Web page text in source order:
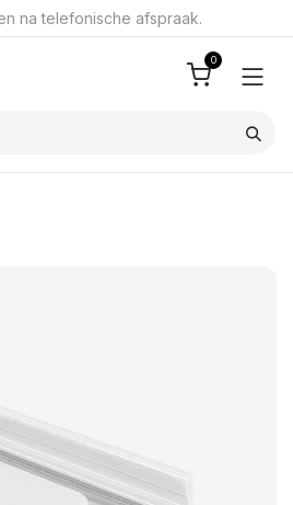
na telefonische afspraak.
0